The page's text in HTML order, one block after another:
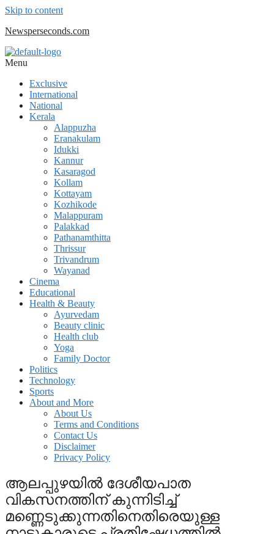
Skip to content
Newsperseconds.com
Menu
Exclusive
International
National
Kerala
Alappuzha
Eranakulam
Idukki
Kannur
Kasaragod
Kollam
Kottayam
Kozhikode
Malappuram
Palakkad
Pathanamthitta
Thrissur
Trivandrum
Wayanad
Cinema
Educational
Health & Beauty
Ayurvedam
Beauty clinic
Health club
Yoga
Family Doctor
Politics
Technology
Sports
About and More
About Us
Terms and Conditions
Contact Us
Disclaimer
Privacy Policy
ആലപ്പുഴയിൽ ദേശീയപാത
വികസനത്തിന് കുന്നിടിച്ച്
മണ്ണെടുക്കുന്നതിനെതിരെയുള്ള